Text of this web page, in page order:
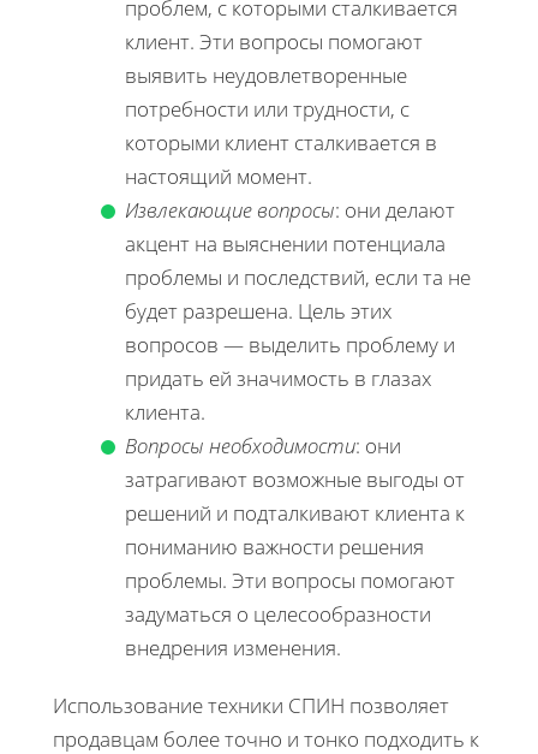
проблем, с которыми сталкивается
клиент. Эти вопросы помогают
выявить неудовлетворенные
потребности или трудности, с
которыми клиент сталкивается в
настоящий момент.
Извлекающие вопросы: они делают
акцент на выяснении потенциала
проблемы и последствий, если та не
будет разрешена. Цель этих
вопросов — выделить проблему и
придать ей значимость в глазах
клиента.
Вопросы необходимости: они
затрагивают возможные выгоды от
решений и подталкивают клиента к
пониманию важности решения
проблемы. Эти вопросы помогают
задуматься о целесообразности
внедрения изменения.
Использование техники СПИН позволяет
продавцам более точно и тонко подходить к